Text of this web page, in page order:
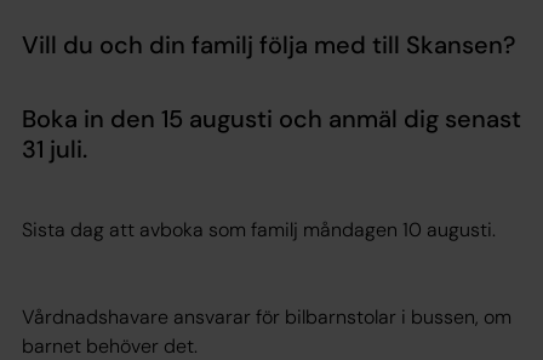
Vill du och din familj följa med till Skansen?
Boka in den 15 augusti och anmäl dig senast
31 juli.
Sista dag att avboka som familj måndagen 10 augusti.
Vårdnadshavare ansvarar för bilbarnstolar i bussen, om
barnet behöver det.